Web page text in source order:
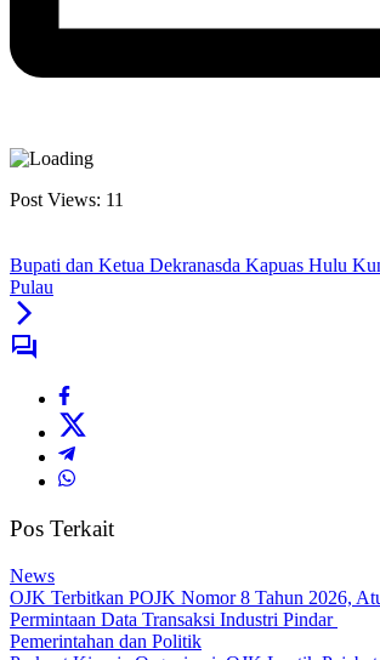
Post Views: 11
Bupati dan Ketua Dekranasda Kapuas Hulu
Pulau
Pos Terkait
News
OJK Terbitkan POJK Nomor 8 Tahun 2026,
Permintaan Data Transaksi Industri Pindar
Pemerintahan dan Politik